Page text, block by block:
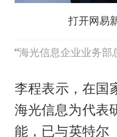
打开网易
海光信息企业业务部
李程表示，在国
海光信息为代表
能，已与英特尔